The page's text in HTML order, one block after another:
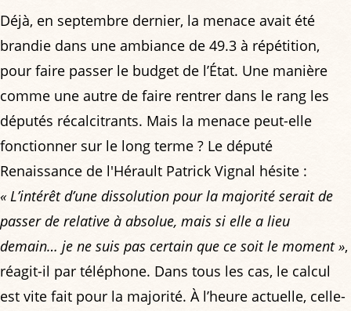
Déjà, en septembre dernier, la menace avait été
brandie dans une ambiance de 49.3 à répétition,
pour faire passer le budget de l’État. Une manière
comme une autre de faire rentrer dans le rang les
députés récalcitrants. Mais la menace peut-elle
fonctionner sur le long terme ? Le député
Renaissance de l'Hérault Patrick Vignal hésite :
« L’intérêt d’une dissolution pour la majorité serait de
passer de relative à absolue, mais si elle a lieu
demain… je ne suis pas certain que ce soit le moment »,
réagit-il par téléphone. Dans tous les cas, le calcul
est vite fait pour la majorité. À l’heure actuelle, celle-